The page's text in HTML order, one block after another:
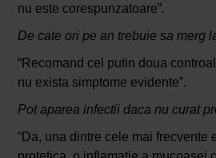
nu este corespunzatoare”.
De cate ori pe an trebuie sa merg
“Recomand cel putin doua
nu exista simptome evidente”.
Pot aparea infectii daca nu curat
“Da, una dintre cele mai frecvente